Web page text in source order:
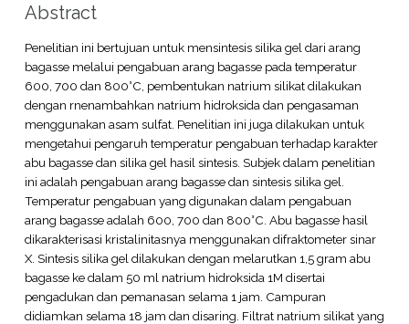
Abstract
Penelitian ini bertujuan untuk mensintesis silika gel dari arang
bagasse melalui pengabuan arang bagasse pada temperatur
600, 700 dan 800°C, pembentukan natrium silikat dilakukan
dengan rnenambahkan natrium hidroksida dan pengasaman
menggunakan asam sulfat. Penelitian ini juga dilakukan untuk
mengetahui pengaruh temperatur pengabuan terhadap karakter
abu bagasse dan silika gel hasil sintesis. Subjek dalam penelitian
ini adalah pengabuan arang bagasse dan sintesis silika gel.
Temperatur pengabuan yang digunakan dalam pengabuan
arang bagasse adalah 600, 700 dan 800°C. Abu bagasse hasil
dikarakterisasi kristalinitasnya menggunakan difraktometer sinar
X. Sintesis silika gel dilakukan dengan melarutkan 1,5 gram abu
bagasse ke dalam 50 ml natrium hidroksida 1M disertai
pengadukan dan pemanasan selama 1 jam. Campuran
didiamkan selama 18 jam dan disaring. Filtrat natrium silikat yang